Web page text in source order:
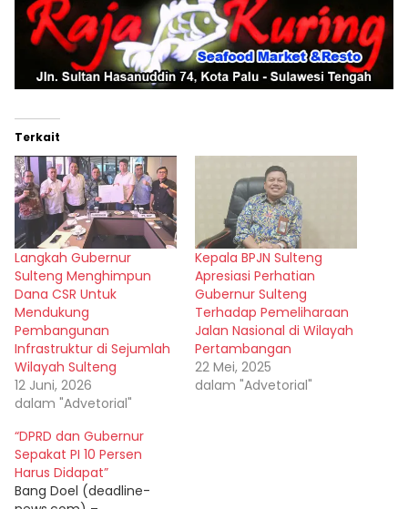
Terkait
Langkah Gubernur
Sulteng Menghimpun
Dana CSR Untuk
Mendukung
Pembangunan
Infrastruktur di Sejumlah
Wilayah Sulteng
12 Juni, 2026
dalam "Advetorial"
Kepala BPJN Sulteng
Apresiasi Perhatian
Gubernur Sulteng
Terhadap Pemeliharaan
Jalan Nasional di Wilayah
Pertambangan
22 Mei, 2025
dalam "Advetorial"
“DPRD dan Gubernur
Sepakat PI 10 Persen
Harus Didapat”
Bang Doel (deadline-